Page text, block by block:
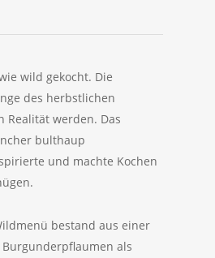
wild gekocht. Die
des herbstlichen
Realität werden. Das
bulthaup
und machte Kochen
bestand aus einer
als